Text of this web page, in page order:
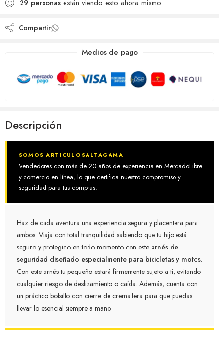
deseos
29 personas están viendo esto ahora mismo
Compartir
Medios de pago
Descripción
SOMOS ARTICULOSALTAGAMA
Vendedores con más de 20 años de experiencia en MercadoLibre
y comercio en línea, lo que certifica nuestro compromiso y
seguridad para tus compras.
Haz de cada aventura una experiencia segura y placentera para
ambos. Viaja con total tranquilidad sabiendo que tu hijo está
seguro y protegido en todo momento con este arnés de
seguridad diseñado especialmente para bicicletas y motos.
Con este arnés tu pequeño estará firmemente sujeto a ti, evitando
cualquier riesgo de deslizamiento o caída. Además, cuenta con
un práctico bolsillo con cierre de cremallera para que puedas
llevar lo esencial siempre a mano.